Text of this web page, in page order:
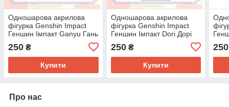
Одношарова акрилова
фігурка Genshin Impact
Геншин Імпакт Ganyu Гань
250 ₴
Купити
Одношарова акрилова
фігурка Genshin Impact
Геншин Імпакт Dori Дорі
250₴
Купити
250
Про нас